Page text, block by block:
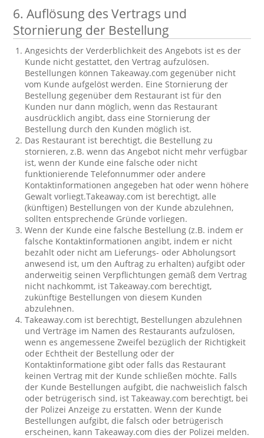
6. Auflösung des Vertrags und
Stornierung der Bestellung
Angesichts der Verderblichkeit des Angebots ist es der
Kunde nicht gestattet, den Vertrag aufzulösen.
Bestellungen können Takeaway.com gegenüber nicht
vom Kunde aufgelöst werden. Eine Stornierung der
Bestellung gegenüber dem Restaurant ist für den
Kunden nur dann möglich, wenn das Restaurant
ausdrücklich angibt, dass eine Stornierung der
Bestellung durch den Kunden möglich ist.
Das Restaurant ist berechtigt, die Bestellung zu
stornieren, z.B. wenn das Angebot nicht mehr verfügbar
ist, wenn der Kunde eine falsche oder nicht
funktionierende Telefonnummer oder andere
Kontaktinformationen angegeben hat oder wenn höhere
Gewalt vorliegt.Takeaway.com ist berechtigt, alle
(künftigen) Bestellungen von der Kunde abzulehnen,
sollten entsprechende Gründe vorliegen.
Wenn der Kunde eine falsche Bestellung (z.B. indem er
falsche Kontaktinformationen angibt, indem er nicht
bezahlt oder nicht am Lieferungs- oder Abholungsort
anwesend ist, um den Auftrag zu erhalten) aufgibt oder
anderweitig seinen Verpflichtungen gemäß dem Vertrag
nicht nachkommt, ist Takeaway.com berechtigt,
zukünftige Bestellungen von diesem Kunden
abzulehnen.
Takeaway.com ist berechtigt, Bestellungen abzulehnen
und Verträge im Namen des Restaurants aufzulösen,
wenn es angemessene Zweifel bezüglich der Richtigkeit
oder Echtheit der Bestellung oder der
Kontaktinformatione gibt oder falls das Restaurant
keinen Vertrag mit der Kunde schließen möchte. Falls
der Kunde Bestellungen aufgibt, die nachweislich falsch
oder betrügerisch sind, ist Takeaway.com berechtigt, bei
der Polizei Anzeige zu erstatten. Wenn der Kunde
Bestellungen aufgibt, die falsch oder betrügerisch
erscheinen, kann Takeaway.com dies der Polizei melden.